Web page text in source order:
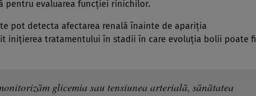
pentru evaluarea funcției rinichilor.
pot detecta afectarea renală înainte de apariția
inițierea tratamentului în stadii în care evoluția bolii poate fi
glicemia sau tensiunea arterială, sănătatea